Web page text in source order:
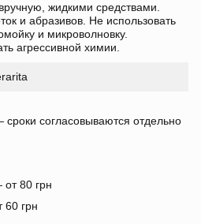
жидкими средствами.
и абразивов. Не использовать
и микроволновку.
агрессивной химии.
согласовываются отдельно
80 грн
60 грн